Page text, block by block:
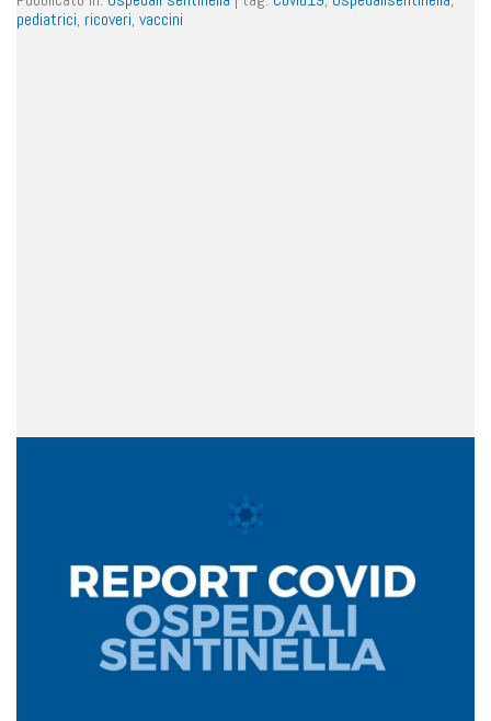
pediatrici, ricoveri, vaccini